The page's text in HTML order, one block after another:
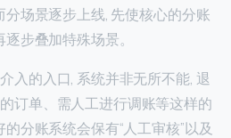
场景逐步上线, 先使核心的分账
步叠加特殊场景。
入的入口, 系统并非无所不能, 退
订单、需人工进行调账等这样的
分账系统会保有“人工审核”以及